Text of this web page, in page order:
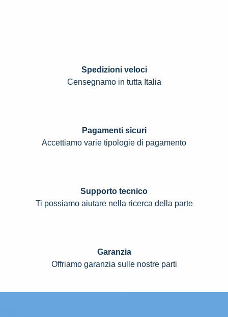
Spedizioni veloci
Censegnamo in tutta Italia
Pagamenti sicuri
Accettiamo varie tipologie di pagamento
Supporto tecnico
Ti possiamo aiutare nella ricerca della parte
Garanzia
Offriamo garanzia sulle nostre parti